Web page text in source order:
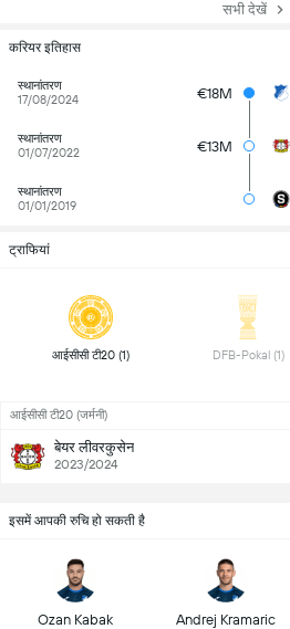
सभी देखें
करियर इतिहास
स्थानांतरण
17/08/2024
€18M
स्थानांतरण
01/07/2022
€13M
स्थानांतरण
01/01/2019
ट्राफियां
DFB-Pokal (1)
आईसीसी टी20 (जर्मनी)
बेयर लीवरकुसेन
2023/2024
इसमें आपकी रुचि हो सकती है
Ozan Kabak Andrej Kramaric